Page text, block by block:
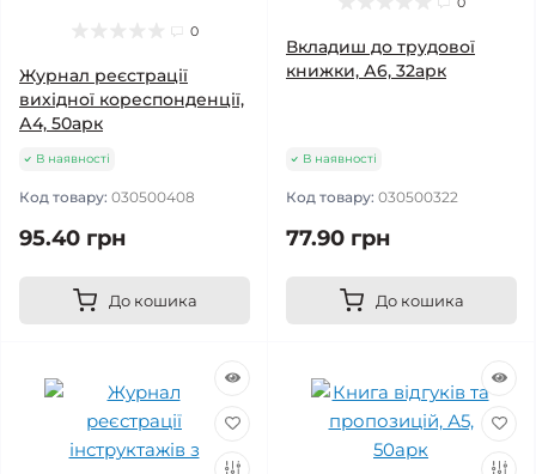
0
Журнал реєстрації
вихідної кореспонденції,
А4, 50арк
В наявності
Код товару: 030500408
95.40 грн
До кошика
Вкладиш до трудової
книжки, А6, 32арк
В наявності
Код товару: 030500322
77.90 грн
До кошика